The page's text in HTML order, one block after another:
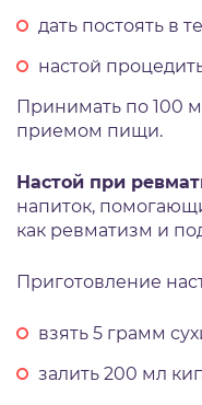
дать постоять в
настой
Принимать по 100
приемом пищи.
Настой при
напиток,
как ревматизм и
Приготовление
взять 5 грамм
залить 200 мл